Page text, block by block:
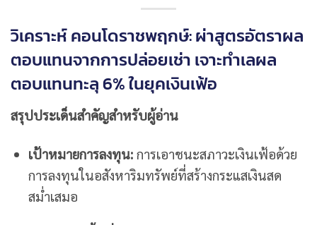
วิเคราะห์ คอนโดราชพฤกษ์: ผ่าสูตรอัตราผล
ตอบแทนจากการปล่อยเช่า เจาะทำเลผล
ตอบแทนทะลุ 6% ในยุคเงินเฟ้อ
สรุปประเด็นสำคัญสำหรับผู้อ่าน
เป้าหมายการลงทุน:การเอาชนะสภาวะเงินเฟ้อด้วย
การลงทุนในอสังหาริมทรัพย์ที่สร้างกระแสเงินสด
สม่ำเสมอ